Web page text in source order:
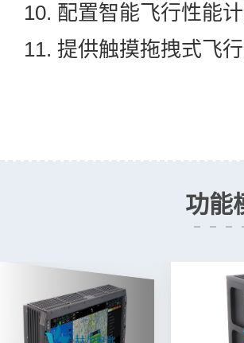
10. 配置智能飞行性能
11. 提供触摸拖拽式飞
功能